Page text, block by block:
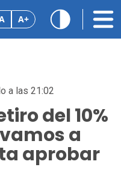
A+
a las 21:02
del 10%
vamos a
aprobar